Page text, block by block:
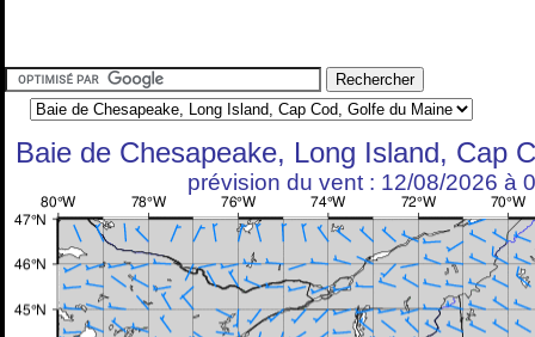
Baie de Chesapeake, Long Island, Cap
prévision du vent : 12/08/2026 à